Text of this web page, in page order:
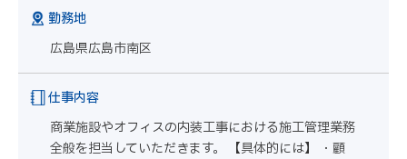
勤務地
広島県広島市南区
仕事内容
商業施設やオフィスの内装工事における施工管理業務
全般を担当していただきます。 【具体的には】 ・顧